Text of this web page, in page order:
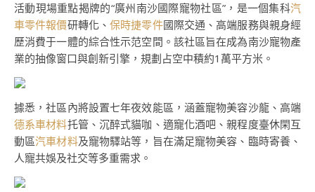
活動現場重點揭牌的“廣州南沙國際寵物社區”，是一個集科汽
車零件報價研轉化、保時捷零件國際交通、高端服務與親身經
歷消費于一體的綜合性示范空間。該社區旨在成為南沙寵物產
業的抽像窗口與創新引擎，規劃占空中積約1萬平方米。
據悉，社區內將設置七年夜效能區，涵蓋寵物美容沙龍、高端
德系車材料托管、沉醉式貓咖、適寵化酒吧、親程度臺休閑互
動區汽車材料及寵物驛站等，旨在滿足寵物美容、臨時寄養、
人寵共娛及社交等多重需求。